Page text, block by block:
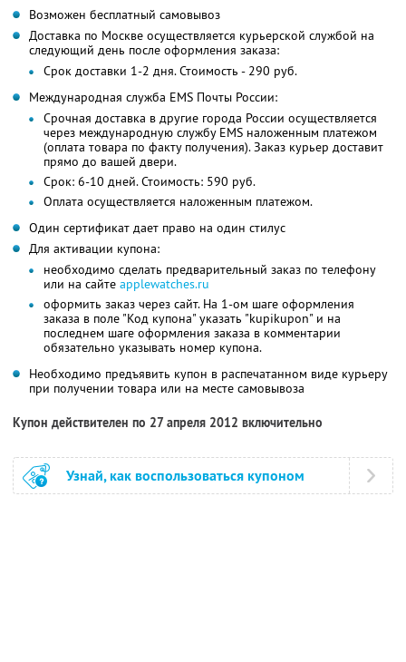
Возможен бесплатный самовывоз
Доставка по Москве осуществляется курьерской службой на
следующий день после оформления заказа:
Срок доставки 1-2 дня. Стоимость - 290 руб.
Международная служба EMS Почты России:
Срочная доставка в другие города России осуществляется
через международную службу EMS наложенным платежом
(оплата товара по факту получения). Заказ курьер доставит
прямо до вашей двери.
Срок: 6-10 дней. Стоимость: 590 руб.
Оплата осуществляется наложенным платежом.
Один сертификат дает право на один стилус
Для активации купона:
необходимо сделать предварительный заказ по телефону
или на сайте applewatches.ru
оформить заказ через сайт. На 1-ом шаге оформления
заказа в поле "Код купона" указать "kupikupon" и на
последнем шаге оформления заказа в комментарии
обязательно указывать номер купона.
Необходимо предъявить купон в распечатанном виде курьеру
при получении товара или на месте самовывоза
Купон действителен по 27 апреля 2012 включительно
Узнай, как воспользоваться купоном